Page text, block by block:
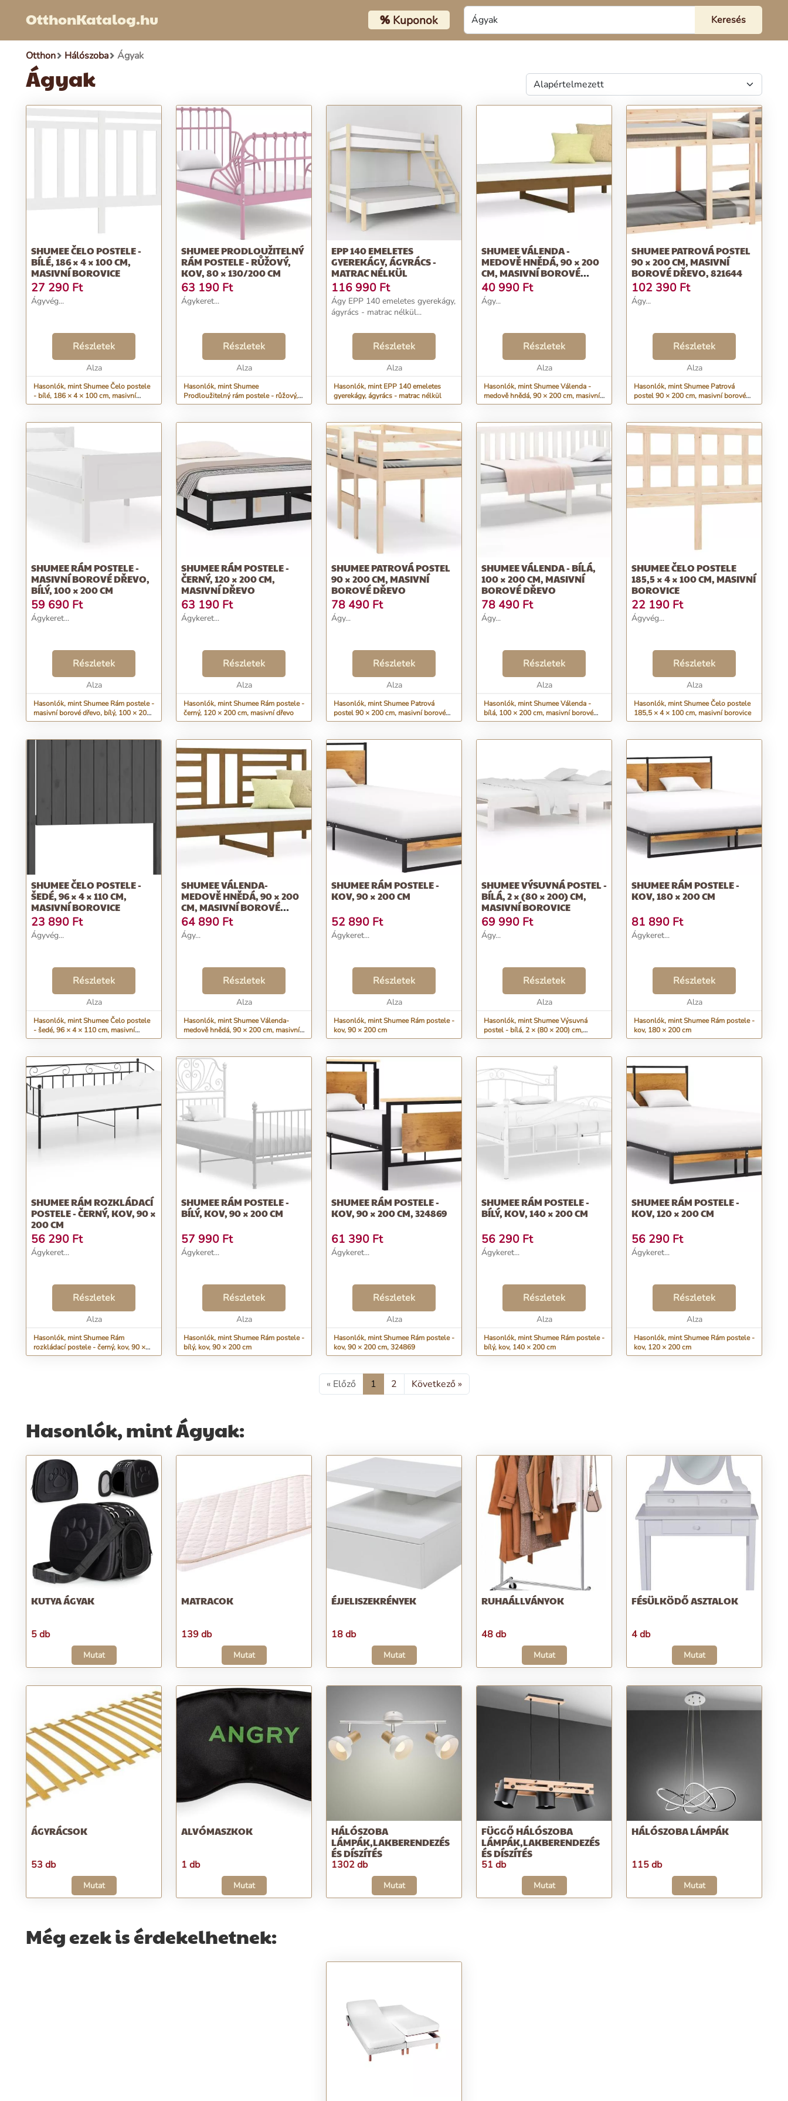
OtthonKatalog.hu %Kuponok
Otthon Hálószoba Ágyak
Ágyak
SHUMEE ČELO POSTELE -
BÍLÉ, 186 × 4 × 100 CM,
MASIVNÍ BOROVICE
27 290 Ft
Ágyvég...
Részletek
Alza
Hasonlók, mint Shumee Čelo postele
- bílé, 186 × 4 × 100 cm, masivní
borovice
SHUMEE PRODLOUŽITELNÝ
RÁM POSTELE - RŮŽOVÝ,
KOV, 80 × 130/200 CM
63 190 Ft
Ágykeret...
Részletek
Alza
Hasonlók, mint Shumee
Prodloužitelný rám postele - růžový,
kov, 80 × 130/200 cm
EPP 140 EMELETES
GYEREKÁGY, ÁGYRÁCS -
MATRAC NÉLKÜL
116 990 Ft
Ágy EPP 140 emeletes gyerekágy,
ágyrács - matrac nélkül...
Részletek
Alza
Hasonlók, mint EPP 140 emeletes
gyerekágy, ágyrács - matrac nélkül
SHUMEE VÁLENDA -
MEDOVĚ HNĚDÁ, 90 × 200
CM, MASIVNÍ BOROVÉ
DŘEVO
40 990 Ft
Ágy...
Részletek
Alza
Hasonlók, mint Shumee Válenda -
medově hnědá, 90 × 200 cm, masivní
borové dřevo
SHUMEE PATROVÁ POSTEL
90 × 200 CM, MASIVNÍ
BOROVÉ DŘEVO, 821644
102 390 Ft
Ágy...
Részletek
Alza
Hasonlók, mint Shumee Patrová
postel 90 × 200 cm, masivní borové
dřevo, 821644
SHUMEE RÁM POSTELE -
MASIVNÍ BOROVÉ DŘEVO,
BÍLÝ, 100 × 200 CM
59 690 Ft
Ágykeret...
Részletek
Alza
Hasonlók, mint Shumee Rám postele -
masivní borové dřevo, bílý, 100 × 200
cm
SHUMEE RÁM POSTELE -
ČERNÝ, 120 × 200 CM,
MASIVNÍ DŘEVO
63 190 Ft
Ágykeret...
Részletek
Alza
Hasonlók, mint Shumee Rám postele -
černý, 120 × 200 cm, masivní dřevo
SHUMEE PATROVÁ POSTEL
90 × 200 CM, MASIVNÍ
BOROVÉ DŘEVO
78 490 Ft
Ágy...
Részletek
Alza
Hasonlók, mint Shumee Patrová
postel 90 × 200 cm, masivní borové
dřevo
SHUMEE VÁLENDA - BÍLÁ,
100 × 200 CM, MASIVNÍ
BOROVÉ DŘEVO
78 490 Ft
Ágy...
Részletek
Alza
Hasonlók, mint Shumee Válenda -
bílá, 100 × 200 cm, masivní borové
dřevo
SHUMEE ČELO POSTELE
185,5 × 4 × 100 CM, MASIVNÍ
BOROVICE
22 190 Ft
Ágyvég...
Részletek
Alza
Hasonlók, mint Shumee Čelo postele
185,5 × 4 × 100 cm, masivní borovice
SHUMEE ČELO POSTELE -
ŠEDÉ, 96 × 4 × 110 CM,
MASIVNÍ BOROVICE
23 890 Ft
Ágyvég...
Részletek
Alza
Hasonlók, mint Shumee Čelo postele
- šedé, 96 × 4 × 110 cm, masivní
borovice
SHUMEE VÁLENDA-
MEDOVĚ HNĚDÁ, 90 × 200
CM, MASIVNÍ BOROVÉ
DŘEVO, 3108059
64 890 Ft
Ágy...
Részletek
Alza
Hasonlók, mint Shumee Válenda-
medově hnědá, 90 × 200 cm, masivní
borové dřevo, 3108059
SHUMEE RÁM POSTELE -
KOV, 90 × 200 CM
52 890 Ft
Ágykeret...
Részletek
Alza
Hasonlók, mint Shumee Rám postele -
kov, 90 × 200 cm
SHUMEE VÝSUVNÁ POSTEL -
BÍLÁ, 2 × (80 × 200) CM,
MASIVNÍ BOROVICE
69 990 Ft
Ágy...
Részletek
Alza
Hasonlók, mint Shumee Výsuvná
postel - bílá, 2 × (80 × 200) cm,
masivní borovice
SHUMEE RÁM POSTELE -
KOV, 180 × 200 CM
81 890 Ft
Ágykeret...
Részletek
Alza
Hasonlók, mint Shumee Rám postele -
kov, 180 × 200 cm
SHUMEE RÁM ROZKLÁDACÍ
POSTELE - ČERNÝ, KOV, 90 ×
200 CM
56 290 Ft
Ágykeret...
Részletek
Alza
Hasonlók, mint Shumee Rám
rozkládací postele - černý, kov, 90 ×
200 cm
SHUMEE RÁM POSTELE -
BÍLÝ, KOV, 90 × 200 CM
57 990 Ft
Ágykeret...
Részletek
Alza
Hasonlók, mint Shumee Rám postele -
bílý, kov, 90 × 200 cm
SHUMEE RÁM POSTELE -
KOV, 90 × 200 CM, 324869
61 390 Ft
Ágykeret...
Részletek
Alza
Hasonlók, mint Shumee Rám postele -
kov, 90 × 200 cm, 324869
SHUMEE RÁM POSTELE -
BÍLÝ, KOV, 140 × 200 CM
56 290 Ft
Ágykeret...
Részletek
Alza
Hasonlók, mint Shumee Rám postele -
bílý, kov, 140 × 200 cm
SHUMEE RÁM POSTELE -
KOV, 120 × 200 CM
56 290 Ft
Ágykeret...
Részletek
Alza
Hasonlók, mint Shumee Rám postele -
kov, 120 × 200 cm
« Előző 1 2 Következő »
Hasonlók, mint Ágyak:
KUTYA ÁGYAK
5 db
Mutat
MATRACOK
139 db
Mutat
ÉJJELISZEKRÉNYEK
18 db
Mutat
RUHAÁLLVÁNYOK
48 db
Mutat
FÉSÜLKÖDŐ ASZTALOK
4 db
Mutat
ÁGYRÁCSOK
53 db
Mutat
ALVÓMASZKOK
1 db
Mutat
HÁLÓSZOBA
LÁMPÁK,LAKBERENDEZÉS
ÉS DÍSZÍTÉS
1302 db
Mutat
FÜGGŐ HÁLÓSZOBA
LÁMPÁK,LAKBERENDEZÉS
ÉS DÍSZÍTÉS
51 db
Mutat
HÁLÓSZOBA LÁMPÁK
115 db
Mutat
Még ezek is érdekelhetnek: